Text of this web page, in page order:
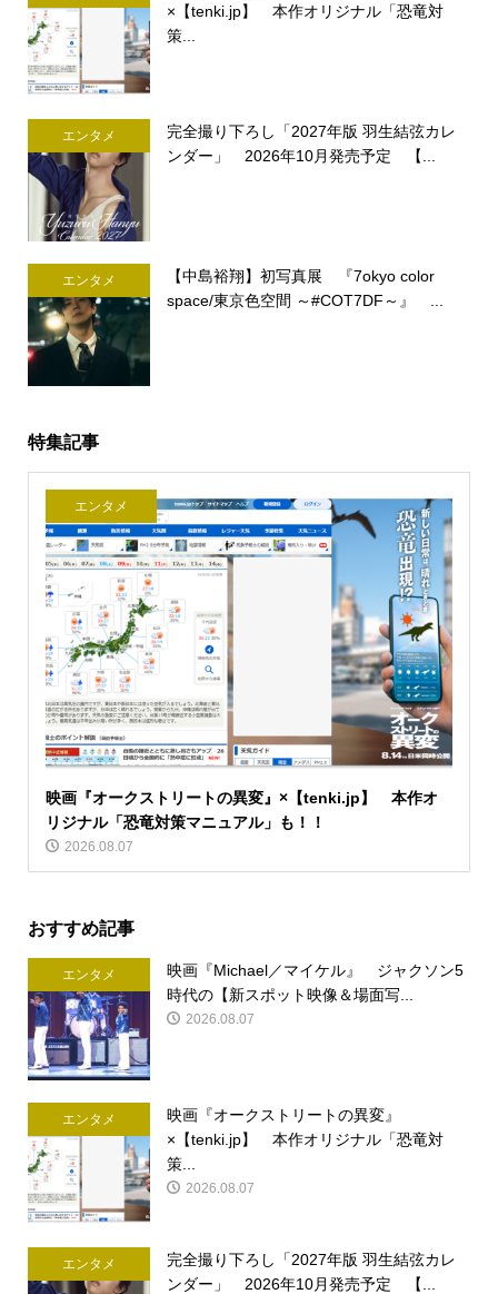
×【tenki.jp】 本作オリジナル「恐竜対
策...
エンタメ
完全撮り下ろし「2027年版 羽生結弦カレ
ンダー」 2026年10月発売予定 【...
エンタメ
【中島裕翔】初写真展 『7okyo color
space/東京色空間 ～#COT7DF～』 ...
特集記事
エンタメ
映画『オークストリートの異変』×【tenki.jp】 本作オ
リジナル「恐竜対策マニュアル」も！！
2026.08.07
おすすめ記事
エンタメ
映画『Michael／マイケル』 ジャクソン5
時代の【新スポット映像＆場面写...
2026.08.07
エンタメ
映画『オークストリートの異変』
×【tenki.jp】 本作オリジナル「恐竜対
策...
2026.08.07
エンタメ
完全撮り下ろし「2027年版 羽生結弦カレ
ンダー」 2026年10月発売予定 【...